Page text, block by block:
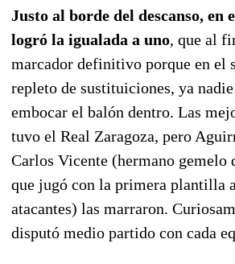
Justo al borde del descanso, en
logró la igualada a uno, que al
marcador definitivo porque en el
repleto de sustituiciones, ya
embocar el balón dentro. Las
tuvo el Real Zaragoza, pero
Carlos Vicente (hermano gemelo
que jugó con la primera plantilla
atacantes) las marraron.
disputó medio partido con cada